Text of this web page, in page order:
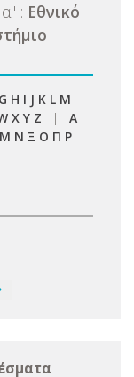
" : Εθνικό
G H I J K L M
X Y Z | Α
Μ Ν Ξ Ο Π Ρ